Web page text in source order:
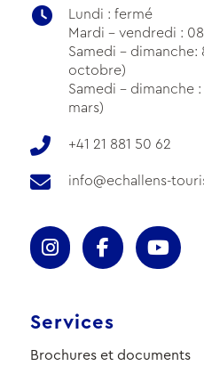
Lundi : fermé
Mardi - vendredi :
Samedi - dimanche:
octobre)
Samedi - dimanche
mars)
+41 21 881 50 62
info@echallens-
Services
Brochures et documents